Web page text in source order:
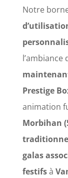
Notre
l’ambiance
Prestige
animation
Morbihan
galas
festifsà